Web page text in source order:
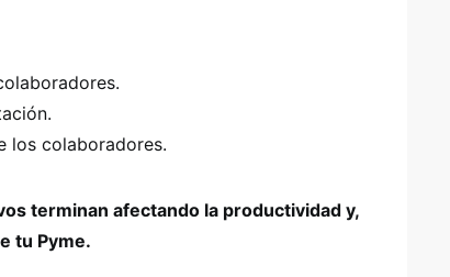
los colaboradores.
terminan afectando la productividad y,
tu Pyme.